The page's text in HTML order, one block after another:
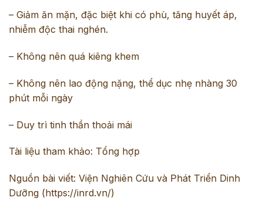
– Giảm ăn mặn, đặc biệt khi có phù, tăng huyết áp,
nhiễm độc thai nghén.
– Không nên quá kiêng khem
– Không nên lao động nặng, thể dục nhẹ nhàng 30
phút mỗi ngày
– Duy trì tinh thần thoải mái
Tài liệu tham khảo: Tổng hợp
Nguồn bài viết: Viện Nghiên Cứu và Phát Triển Dinh
Dưỡng (https://inrd.vn/)